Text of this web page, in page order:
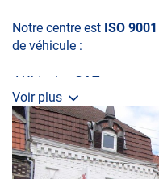
Notre centre est ISO 9001
de véhicule :
•Véhicules GAZ
•Véhicule4x4
•Véhiculescollection
Voir plus